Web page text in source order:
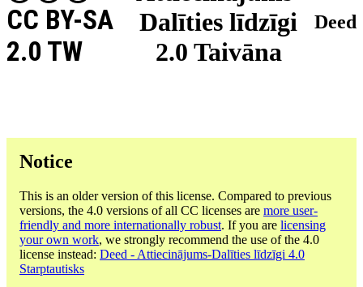
Dalīties līdzīgi
2.0 Taivāna
CC BY-SA
2.0 TW
Deed
Notice
This is an older version of this license. Compared to previous
versions, the 4.0 versions of all CC licenses are more user-
friendly and more internationally robust. If you are licensing
your own work, we strongly recommend the use of the 4.0
license instead: Deed - Attiecinājums-Dalīties līdzīgi 4.0
Starptautisks